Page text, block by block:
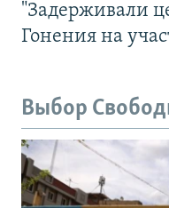
"Задерживали
Гонения на
Выбор